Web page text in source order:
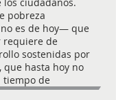
pobreza
es de hoy— que
de
sostenidas por
que hasta hoy no
tiempo de